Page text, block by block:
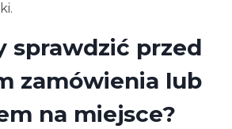
sprawdzić przed
zamówienia lub
na miejsce?